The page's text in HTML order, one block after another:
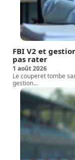
FBI V2 et
pas rater
1 août 2026
Le couperet tombe
gestion…